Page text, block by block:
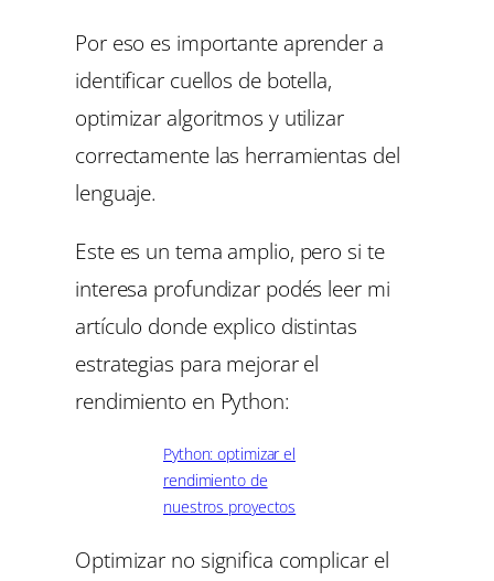
Por eso es importante aprender a
identificar cuellos de botella,
optimizar algoritmos y utilizar
correctamente las herramientas del
lenguaje.
Este es un tema amplio, pero si te
interesa profundizar podés leer mi
artículo donde explico distintas
estrategias para mejorar el
rendimiento en Python:
Python: optimizar el
rendimiento de
nuestros proyectos
Optimizar no significa complicar el